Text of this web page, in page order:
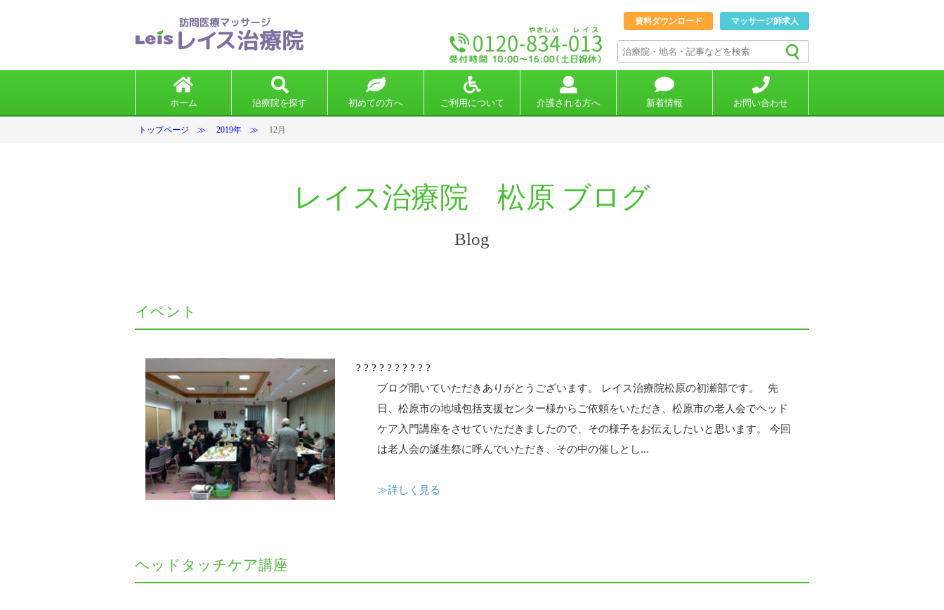
資料ダウンロード マッサージ師求人
ホーム 治療院を探す 初めての方へ ご利用について 介護される方へ 新着情報 お問い合わせ
トップページ 2019年 12月
レイス治療院 松原 ブログ
Blog
イベント
? ? ? ? ? ? ? ? ? ?
ブログ開いていただきありがとうございます。 レイス治療院松原の初瀬部です。 先
日、松原市の地域包括支援センター様からご依頼をいただき、松原市の老人会でヘッド
ケア入門講座をさせていただきましたので、その様子をお伝えしたいと思います。 今回
は老人会の誕生祭に呼んでいただき、その中の催しとし...
≫詳しく見る
ヘッドタッチケア講座